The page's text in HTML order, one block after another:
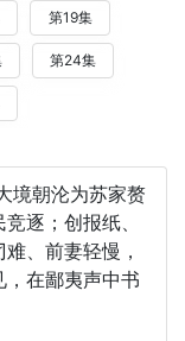
第19集
第24集
境朝沦为苏家赘
逐；创报纸、
、前妻轻慢，
在鄙夷声中书